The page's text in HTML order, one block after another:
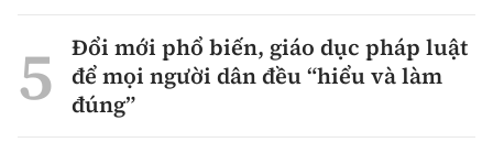
Đổi mới phổ biến, giáo dục pháp luật
để mọi người dân đều “hiểu và làm
đúng”